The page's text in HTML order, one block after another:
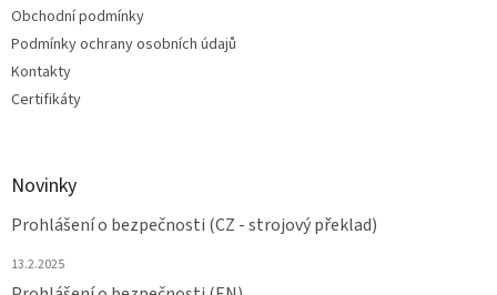
Obchodní podmínky
Podmínky ochrany osobních údajů
Kontakty
Certifikáty
Novinky
Prohlášení o bezpečnosti (CZ - strojový překlad)
13.2.2025